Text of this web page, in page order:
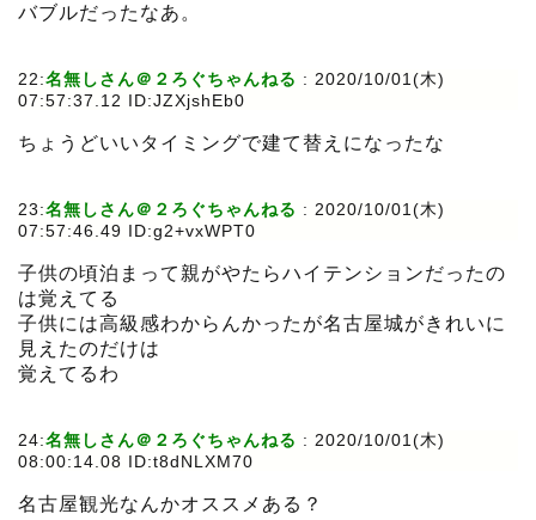
バブルだったなあ。
22:名無しさん＠２ろぐちゃんねる : 2020/10/01(木)
07:57:37.12 ID:JZXjshEb0
ちょうどいいタイミングで建て替えになったな
23:名無しさん＠２ろぐちゃんねる : 2020/10/01(木)
07:57:46.49 ID:g2+vxWPT0
子供の頃泊まって親がやたらハイテンションだったの
は覚えてる
子供には高級感わからんかったが名古屋城がきれいに
見えたのだけは
覚えてるわ
24:名無しさん＠２ろぐちゃんねる : 2020/10/01(木)
08:00:14.08 ID:t8dNLXM70
名古屋観光なんかオススメある？